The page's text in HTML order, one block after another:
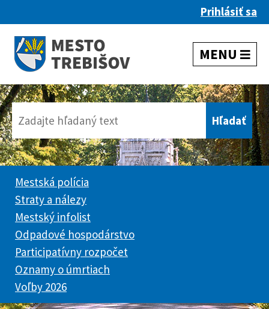
Prihlásiť sa
Mestská polícia
Straty a nálezy
Mestský infolist
Odpadové hospodárstvo
Participatívny rozpočet
Oznamy o úmrtiach
Voľby 2026